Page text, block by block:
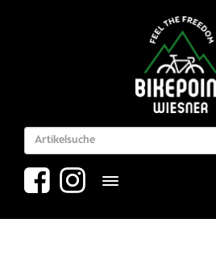
Toggle navigation